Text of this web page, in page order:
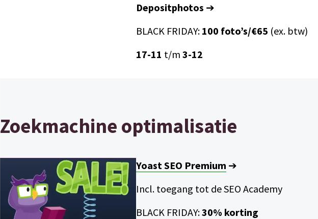
Depositphotos ➔
BLACK FRIDAY: 100 foto’s/€65 (ex. btw)
17-11 t/m 3-12
Zoekmachine optimalisatie
Yoast SEO Premium ➔
Incl. toegang tot de SEO Academy
BLACK FRIDAY:30% korting